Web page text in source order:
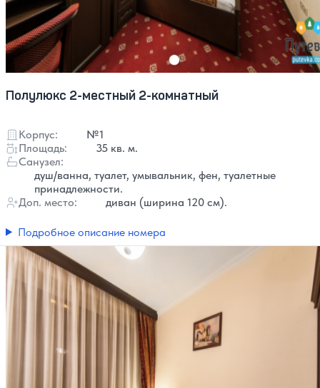
Полулюкс 2-местный 2-комнатный
Корпус:
№1
Площадь:
35 кв. м.
Санузел:
душ/ванна, туалет, умывальник, фен, туалетные
принадлежности.
Доп. место:
диван (ширина 120 см).
Подробное описание номера